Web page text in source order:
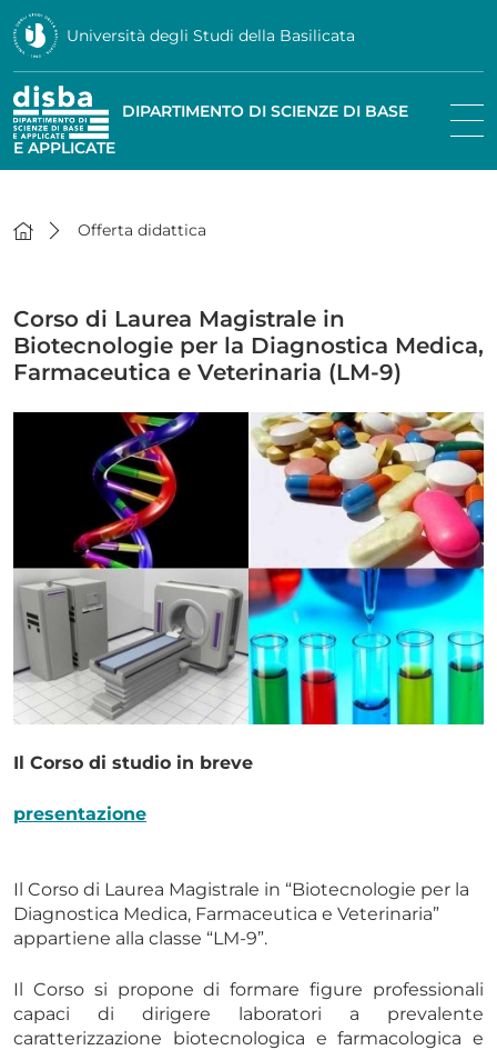
Università degli Studi della Basilicata
DIPARTIMENTO DI SCIENZE DI BASE
E APPLICATE
Offerta didattica
Corso di Laurea Magistrale in
Biotecnologie per la Diagnostica Medica,
Farmaceutica e Veterinaria (LM-9)
Il Corso di studio in breve
presentazione
Il Corso di Laurea Magistrale in “Biotecnologie per la
Diagnostica Medica, Farmaceutica e Veterinaria”
appartiene alla classe “LM-9”.
Il Corso si propone di formare figure professionali
capaci di dirigere laboratori a prevalente
caratterizzazione biotecnologica e farmacologica e